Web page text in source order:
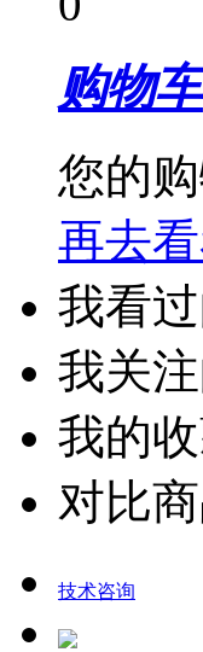
购物车
您的
再去
我看
我关
我的
对比
技术咨询